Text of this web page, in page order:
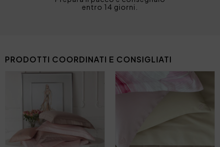
entro 14 giorni.
PRODOTTI COORDINATI E CONSIGLIATI